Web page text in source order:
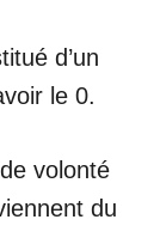
d’un
le 0.
volonté
du